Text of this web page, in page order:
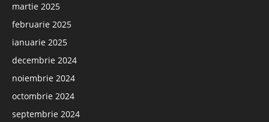
martie 2025
februarie 2025
ianuarie 2025
decembrie 2024
noiembrie 2024
octombrie 2024
septembrie 2024